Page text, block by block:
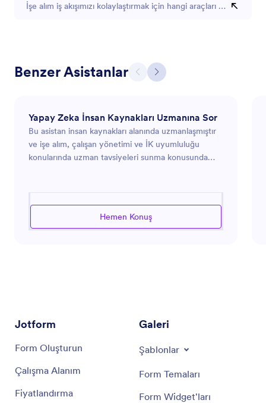
İşe alım iş akışımızı kolaylaştırmak için hangi araçları
Benzer Asistanlar
Yapay Zeka İnsan Kaynakları Uzmanına Sor
Bu asistan insan kaynakları alanında uzmanlaşmıştır
ve işe alım, çalışan yönetimi ve İK uyumluluğu
konularında uzman tavsiyeleri sunma konusunda
geliştirmek ya da çalışan ilişkileriyle ilgili endişeleri
ele almak olsun, bu asistan İK süreçlerinin hem
Hemen Konuş
Jotform
Form Oluşturun
Çalışma Alanım
Fiyatlandırma
Galeri
Şablonlar
Form Temaları
Form Widget'ları